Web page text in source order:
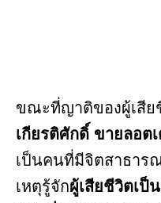
ขณะที่ญาติของผู้เสีย
เกียรติศักดิ์ ขายลอต
เป็นคนที่มีจิตสาธาร
เหตุรู้จักผู้เสียชีวิตเป็